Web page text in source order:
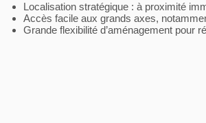
Localisation stratégique : à proximité
Accès facile aux grands axes,
Grande flexibilité d’aménagement pour